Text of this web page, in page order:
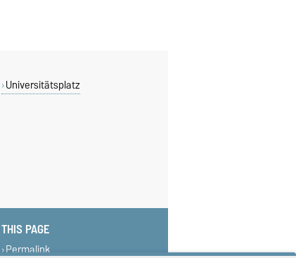
Universitätsplatz
THIS PAGE
Permalink